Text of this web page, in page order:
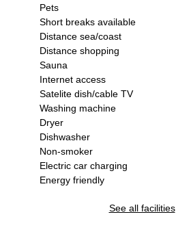
Pets
Short breaks available
Distance sea/coast
Distance shopping
Sauna
Internet access
Satelite dish/cable TV
Washing machine
Dryer
Dishwasher
Non-smoker
Electric car charging
Energy friendly
See all facilities